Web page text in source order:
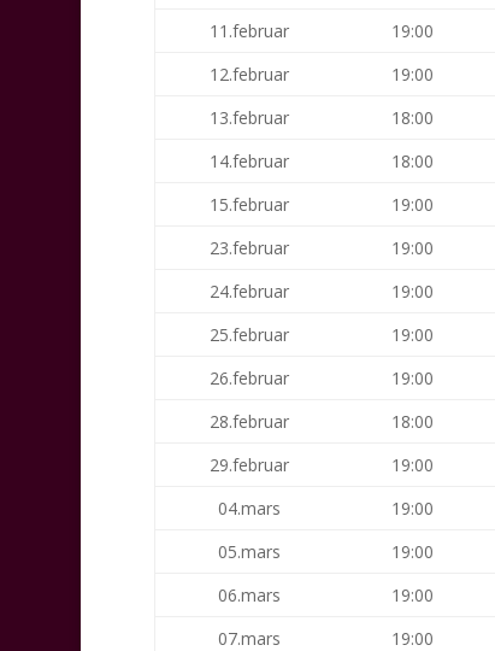
11.februar
19:00
12.februar
19:00
13.februar
18:00
14.februar
18:00
15.februar
19:00
23.februar
19:00
24.februar
19:00
25.februar
19:00
26.februar
19:00
28.februar
18:00
29.februar
19:00
04.mars
19:00
05.mars
19:00
06.mars
19:00
07.mars
19:00